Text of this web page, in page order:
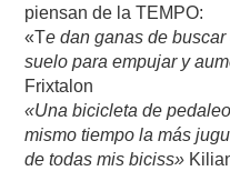
piensan de la TEMPO:
«Te dan ganas de
suelo para empujar y
Frixtalon
«Una bicicleta de
mismo tiempo la más
de todas mis biciss»